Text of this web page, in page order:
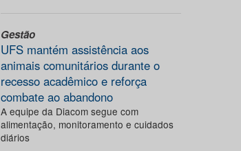
Gestão
UFS mantém assistência aos
animais comunitários durante o
recesso acadêmico e reforça
combate ao abandono
A equipe da Diacom segue com
alimentação, monitoramento e cuidados
diários